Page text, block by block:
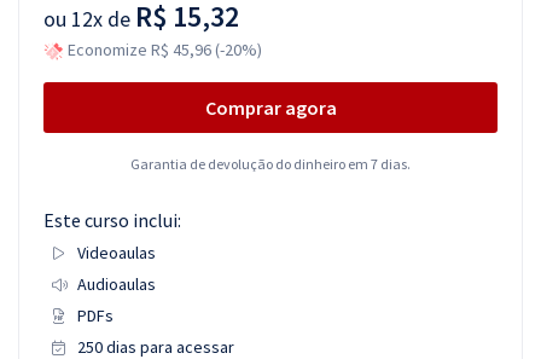
ou 12x de R$ 15,32
Economize R$ 45,96 (-20%)
Comprar agora
Garantia de devolução do dinheiro em 7 dias.
Este curso inclui:
Videoaulas
Audioaulas
PDFs
250 dias para acessar